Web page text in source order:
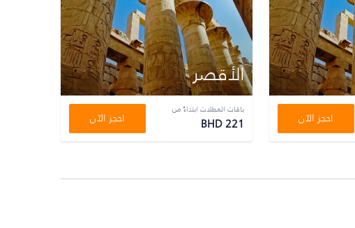
احجز الآن
الأقصر
باقات العطلات ابتداءً من
BHD 221 احجز الآن